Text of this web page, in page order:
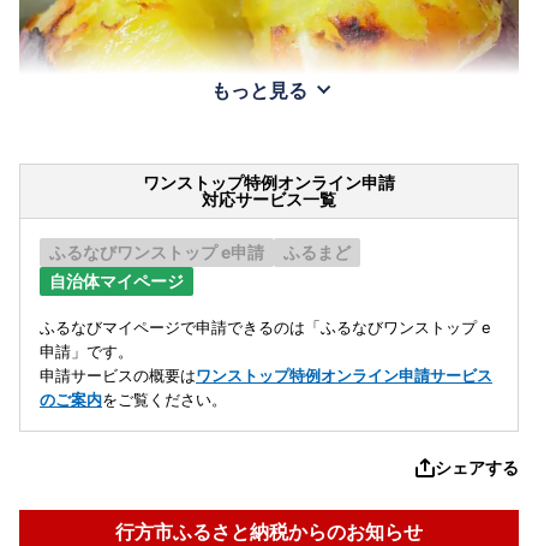
もっと見る
ワンストップ特例オンライン申請
対応サービス一覧
ふるなびワンストップ e申請
ふるまど
自治体マイページ
ふるなびマイページで申請できるのは「ふるなびワンストップ e
申請」です。
申請サービスの概要はワンストップ特例オンライン申請サービス
のご案内をご覧ください。
シェアする
行方市ふるさと納税からのお知らせ